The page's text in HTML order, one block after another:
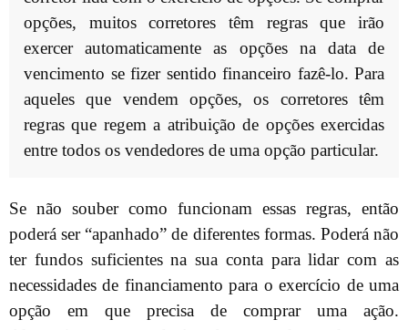
opções, muitos corretores têm regras que irão
exercer automaticamente as opções na data de
vencimento se fizer sentido financeiro fazê-lo. Para
aqueles que vendem opções, os corretores têm
regras que regem a atribuição de opções exercidas
entre todos os vendedores de uma opção particular.
Se não souber como funcionam essas regras, então
poderá ser “apanhado” de diferentes formas. Poderá não
ter fundos suficientes na sua conta para lidar com as
necessidades de financiamento para o exercício de uma
opção em que precisa de comprar uma ação.